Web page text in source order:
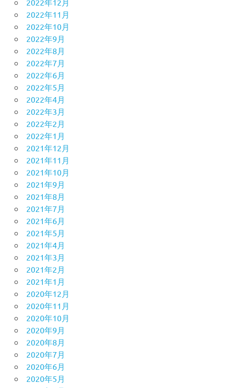
2022年12月
2022年11月
2022年10月
2022年9月
2022年8月
2022年7月
2022年6月
2022年5月
2022年4月
2022年3月
2022年2月
2022年1月
2021年12月
2021年11月
2021年10月
2021年9月
2021年8月
2021年7月
2021年6月
2021年5月
2021年4月
2021年3月
2021年2月
2021年1月
2020年12月
2020年11月
2020年10月
2020年9月
2020年8月
2020年7月
2020年6月
2020年5月